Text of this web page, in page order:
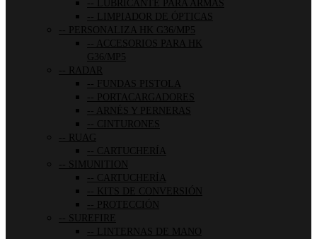
LUBRICANTE PARA ARMAS
LIMPIADOR DE ÓPTICAS
PERSONALIZA HK G36/MP5
ACCESORIOS PARA HK
G36/MP5
RADAR
FUNDAS PISTOLA
PORTACARGADORES
ARNÉS Y PERNERAS
CINTURONES
RUAG
CARTUCHERÍA
SIMUNITION
CARTUCHERÍA
KITS DE CONVERSIÓN
PROTECCIÓN
SUREFIRE
LINTERNAS DE MANO